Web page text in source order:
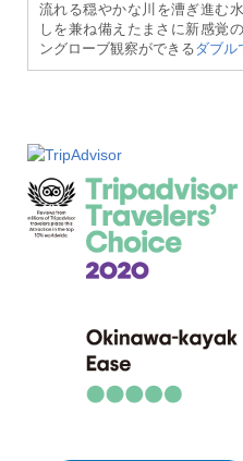
流れる穏やかな川を漕ぎ進む
しを兼ね備えたまさに新感覚
ングローブ観察ができるダブル